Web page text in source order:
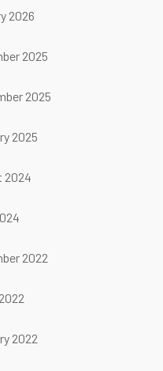
2026
2025
2025
2025
2024
2022
2022